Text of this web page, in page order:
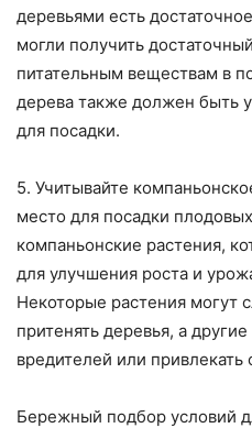
деревьями есть
могли получить
питательным веществам в
дерева также должен быть
для посадки.
5. Учитывайте
место для посадки
компаньонские растения,
для улучшения роста и
Некоторые растения могут
притенять деревья, а
вредителей или привлекать
Бережный подбор условий